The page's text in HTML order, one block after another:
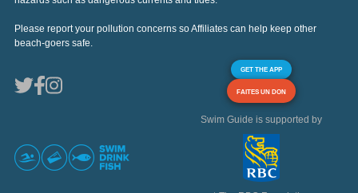
Please report your pollution concerns so Affiliates can help keep other
beach-goers safe.
GET THE APP
FAITES UN DON
Swim Guide is supported by